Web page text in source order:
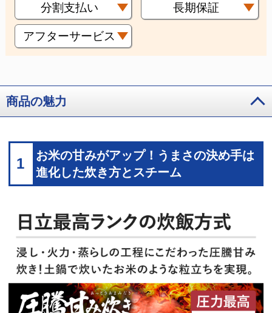
分割支払い 長期保証
アフターサービス
商品の魅力
1
お米の甘みがアップ！うまさの決め手は
進化した炊き方とスチーム